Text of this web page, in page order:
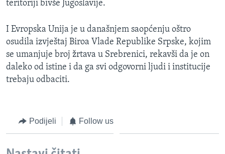
PRATITE NAS
Jezici
teritoriji bivše Jugoslavije.
I Evropska Unija je u današnjem saopćenju oštro
osudila izvještaj Biroa Vlade Republike Srpske, kojim
se umanjuje broj žrtava u Srebrenici, rekavši da je on
daleko od istine i da ga svi odgovorni ljudi i institucije
trebaju odbaciti.
Podijeli Follow us